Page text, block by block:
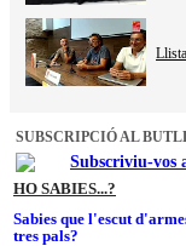
SUBSCRIPCIÓ AL
Subscriviu-vos
HO SABIES...?
Sabies que l'escut
tres pals?